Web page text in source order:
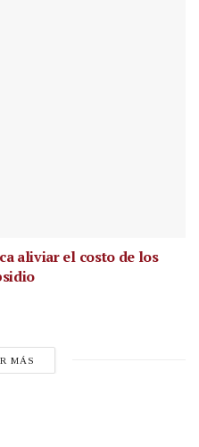
aliviar el costo de los
MÁS